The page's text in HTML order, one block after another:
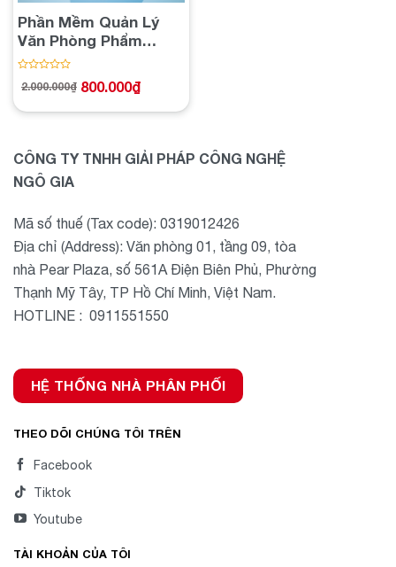
Phần Mềm Quản Lý
Văn Phòng Phẩm
Store
xếp
0
2.000.000₫
Giá
2.000.000₫.
800.000₫
Giá
là:
CÔNG TY TNHH GIẢI PHÁP CÔNG NGHỆ
NGÔ GIA
Mã số thuế (Tax code): 0319012426
Địa chỉ (Address): Văn phòng 01, tầng 09, tòa
nhà Pear Plaza, số 561A Điện Biên Phủ, Phường
Thạnh Mỹ Tây, TP Hồ Chí Minh, Việt Nam.
HOTLINE : 0911551550
HỆ THỐNG NHÀ PHÂN PHỐI
THEO DÕI CHÚNG TÔI TRÊN
Facebook
Tiktok
Youtube
TÀI KHOẢN CỦA TÔI